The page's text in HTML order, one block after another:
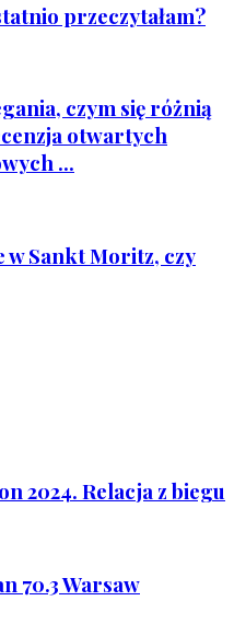
przeczytałam?
czym się różnią
otwartych
...
w Sankt Moritz, czy
2024. Relacja z biegu
70.3 Warsaw